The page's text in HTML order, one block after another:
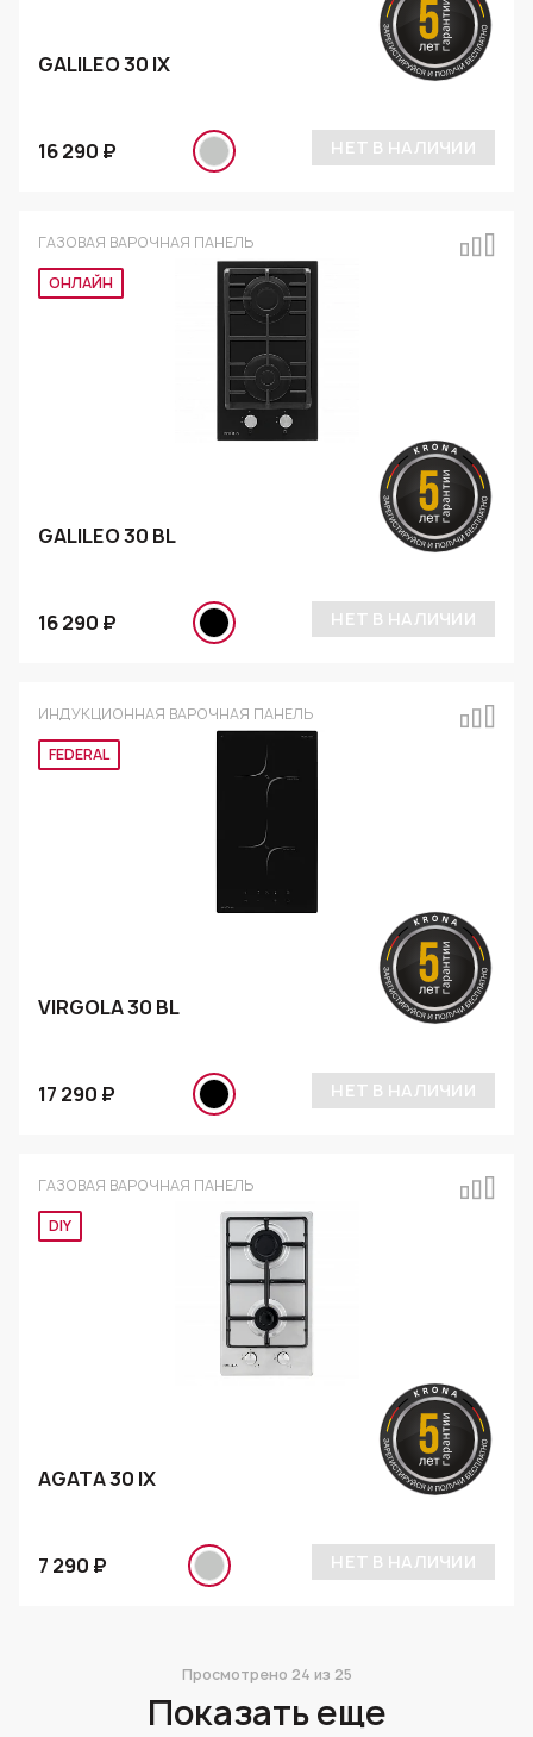
GALILEO 30 IX
16 290 ₽ НЕТ В НАЛИЧИИ
ГАЗОВАЯ ВАРОЧНАЯ ПАНЕЛЬ
Эксклюзив
GALILEO 30 BL
16 290 ₽ НЕТ В НАЛИЧИИ
ИНДУКЦИОННАЯ ВАРОЧНАЯ ПАНЕЛЬ
Эксклюзив
VIRGOLA 30 BL
17 290 ₽ НЕТ В НАЛИЧИИ
ГАЗОВАЯ ВАРОЧНАЯ ПАНЕЛЬ
DIY
AGATA 30 IX
7 290 ₽ НЕТ В НАЛИЧИИ
Просмотрено 24 из 25
Показать еще